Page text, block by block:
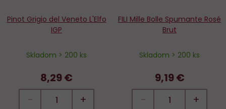
Pinot Grigio del Veneto L'Elfo
IGP
Skladom > 200 ks
8,29 €
− +
FILI Mille Bolle Spumante Rosé
Brut
Skladom > 200 ks
9,19 €
− +